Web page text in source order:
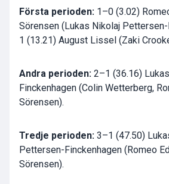
Första perioden: 1–0 (3.02)
Sörensen (Lukas Nikolaj
1 (13.21) August Lissel (Zaki
Andra perioden: 2–1 (36.16)
Finckenhagen (Colin Wetterberg,
Sörensen).
Tredje perioden: 3–1 (47.50)
Pettersen-Finckenhagen (Romeo
Sörensen).